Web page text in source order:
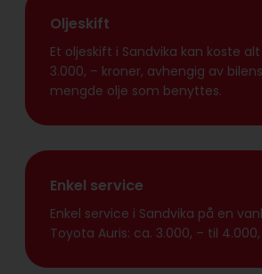
Oljeskift
Et oljeskift i Sandvika kan koste
3.000, – kroner, avhengig av
mengde olje som benyttes.
Enkel service
Enkel service i Sandvika på en
Toyota Auris: ca. 3.000, – til